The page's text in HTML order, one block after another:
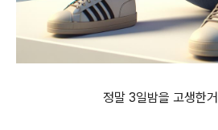
정말 3일밤을 고생한